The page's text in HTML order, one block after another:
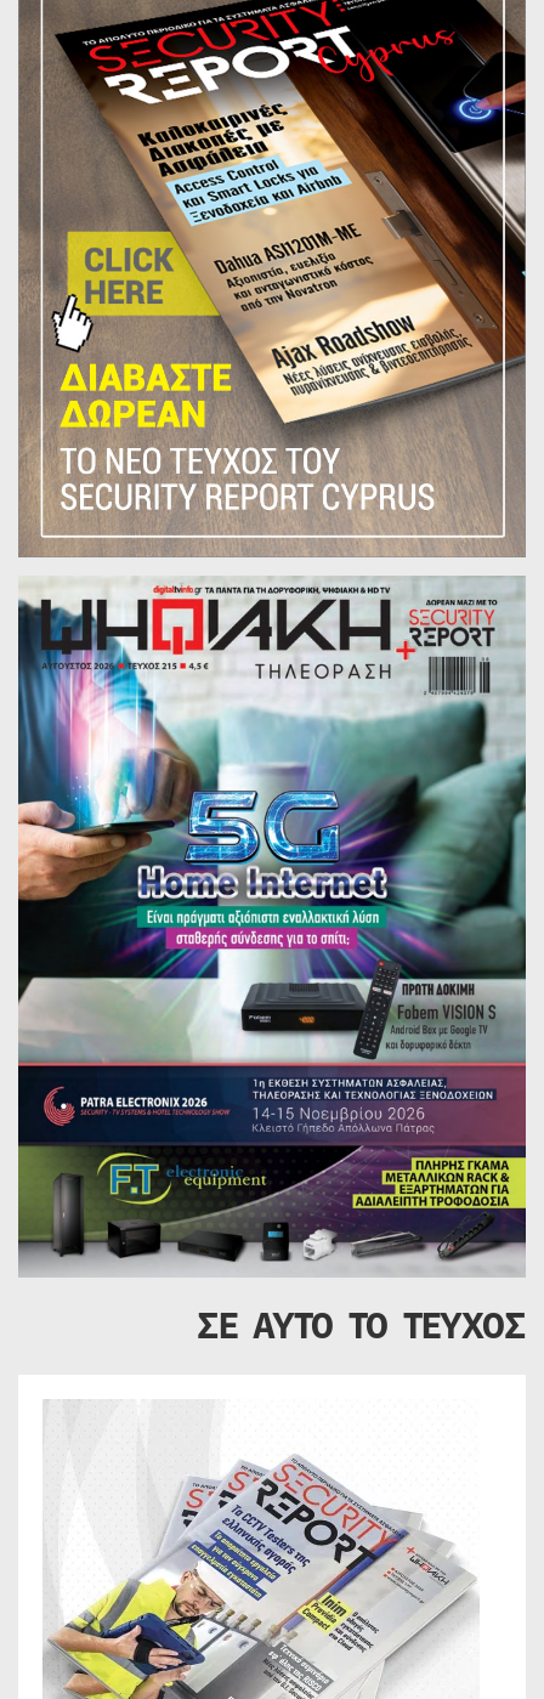
ΣΕ ΑΥΤΟ ΤΟ ΤΕΥΧΟΣ